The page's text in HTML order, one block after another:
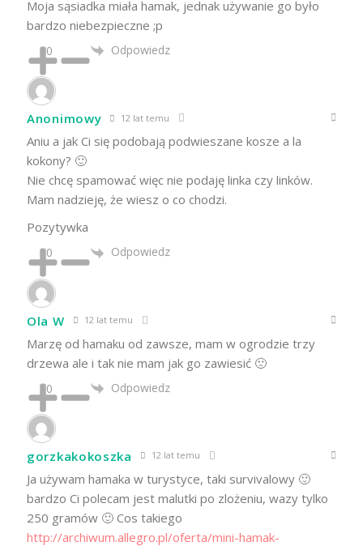
Moja sąsiadka miała hamak, jednak używanie go było
bardzo niebezpieczne ;p
0 Odpowiedz
Anonimowy 12 lat temu
Aniu a jak Ci się podobają podwieszane kosze a la
kokony? 🙂
Nie chcę spamować więc nie podaję linka czy linków.
Mam nadzieję, że wiesz o co chodzi.
Pozytywka
0 Odpowiedz
Ola W 12 lat temu
Marzę od hamaku od zawsze, mam w ogrodzie trzy
drzewa ale i tak nie mam jak go zawiesić 🙁
0 Odpowiedz
gorzkakokoszka 12 lat temu
Ja używam hamaka w turystyce, taki survivalowy 🙂
bardzo Ci polecam jest malutki po zlożeniu, wazy tylko
250 gramów 🙂 Cos takiego
http://archiwum.allegro.pl/oferta/mini-hamak-